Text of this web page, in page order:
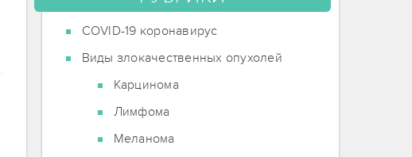
COVID-19 коронавирус
Виды злокачественных опухолей
Карцинома
Лимфома
Меланома